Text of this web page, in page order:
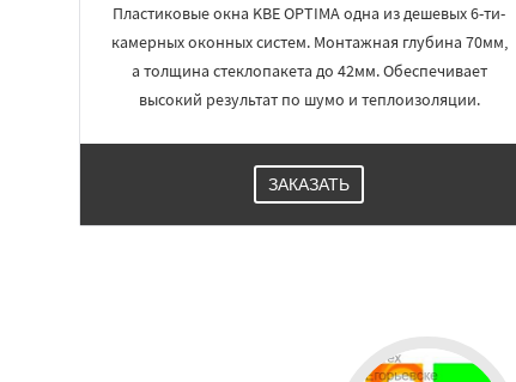
Пластиковые окна KBE OPTIMA одна из дешевых 6-ти-
камерных оконных систем. Монтажная глубина 70мм,
а толщина стеклопакета до 42мм. Обеспечивает
высокий результат по шумо и теплоизоляции.
ЗАКАЗАТЬ